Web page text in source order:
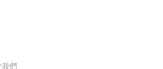
我們